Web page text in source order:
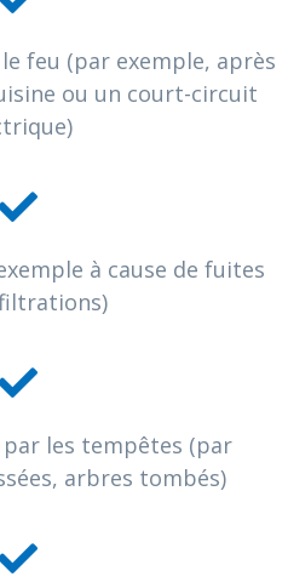
feu (par exemple, après
ou un court-circuit
à cause de fuites
par les tempêtes (par
arbres tombés)